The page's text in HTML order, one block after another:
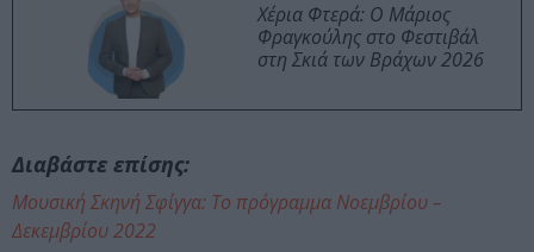
Χέρια Φτερά: Ο Μάριος
Φραγκούλης στο Φεστιβάλ
στη Σκιά των Βράχων 2026
Διαβάστε επίσης:
Μουσική Σκηνή Σφίγγα: Το πρόγραμμα Νοεμβρίου –
Δεκεμβρίου 2022